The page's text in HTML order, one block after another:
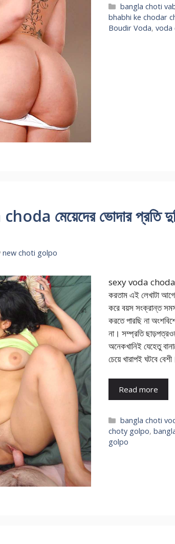
Categories
bangla choti
bhabhi ke chodar
Boudir Voda, voda
মেয়েদের ভোদার প্রতি
new choti golpo
sexy voda choda
করতাম এই লেখাটা আগে
করে বয়স সংক্রান্ত
করতে পারছি না
না। সম্প্রতি
অনেকখানিই যেহেতু
চেয়ে খারাপই ঘটবে
Read more
Categories
bangla choti
choty golpo,
golpo